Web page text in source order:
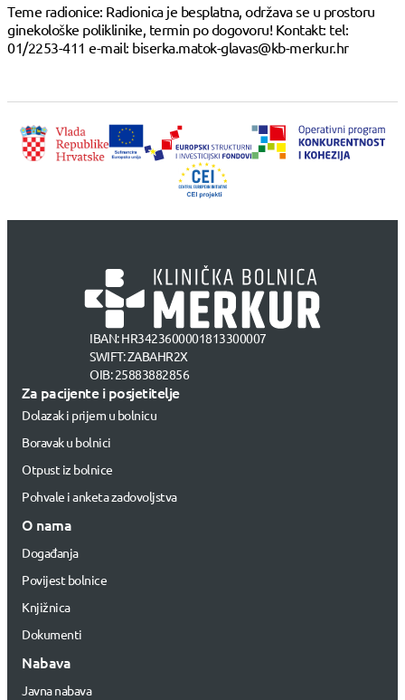
Teme radionice: Radionica je besplatna, održava se u prostoru
ginekološke poliklinike, termin po dogovoru! Kontakt: tel:
01/2253-411 e-mail: biserka.matok-glavas@kb-merkur.hr
IBAN: HR3423600001813300007
SWIFT: ZABAHR2X
OIB: 25883882856
Za pacijente i posjetitelje
Dolazak i prijem u bolnicu
Boravak u bolnici
Otpust iz bolnice
Pohvale i anketa zadovoljstva
O nama
Događanja
Povijest bolnice
Knjižnica
Dokumenti
Nabava
Javna nabava